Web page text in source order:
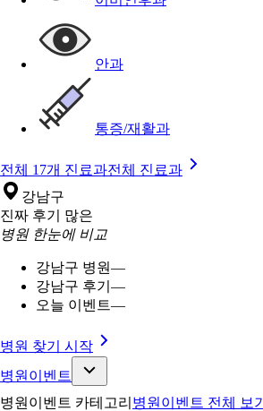
안과
통증/재활과
전체 17개 진료과전체 진료과
강남구
진짜 후기 많은
병원 한눈에 비교
강남구 병원—
강남구 후기 —
오늘 이벤트—
병원 찾기 시작
병원이벤트
병원이벤트 카테고리 병원이벤트 전체 보기